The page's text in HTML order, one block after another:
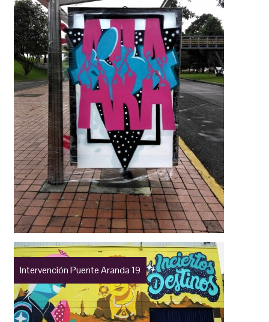
Intervención Puente Aranda 19